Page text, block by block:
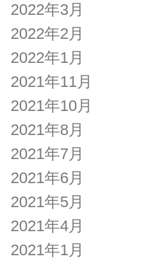
2022年3月
2022年2月
2022年1月
2021年11月
2021年10月
2021年8月
2021年7月
2021年6月
2021年5月
2021年4月
2021年1月